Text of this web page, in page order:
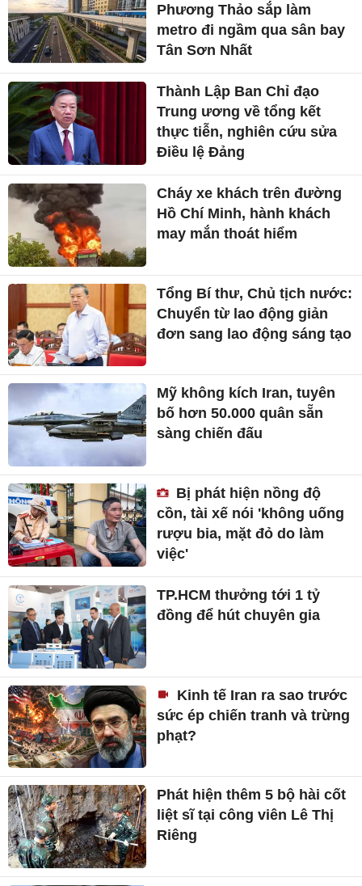
Phương Thảo sắp làm
metro đi ngầm qua sân bay
Tân Sơn Nhất
Thành Lập Ban Chỉ đạo
Trung ương về tổng kết
thực tiễn, nghiên cứu sửa
Điều lệ Đảng
Cháy xe khách trên đường
Hồ Chí Minh, hành khách
may mắn thoát hiểm
Tổng Bí thư, Chủ tịch nước:
Chuyển từ lao động giản
đơn sang lao động sáng tạo
Mỹ không kích Iran, tuyên
bố hơn 50.000 quân sẵn
sàng chiến đấu
Bị phát hiện nồng độ
cồn, tài xế nói 'không uống
rượu bia, mặt đỏ do làm
việc'
TP.HCM thưởng tới 1 tỷ
đồng để hút chuyên gia
Kinh tế Iran ra sao trước
sức ép chiến tranh và trừng
phạt?
Phát hiện thêm 5 bộ hài cốt
liệt sĩ tại công viên Lê Thị
Riêng